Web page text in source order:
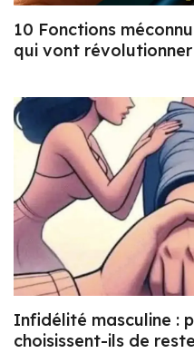
10 Fonctions
qui vont
Infidélité masculine :
choisissent-ils de